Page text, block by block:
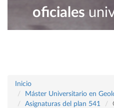
oficiales
Inicio
Máster Universitario en
Asignaturas del plan 541